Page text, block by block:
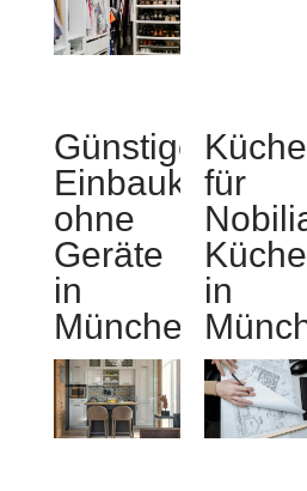
Günstige
Einbauküchen
ohne
Geräte
in
München
für
in